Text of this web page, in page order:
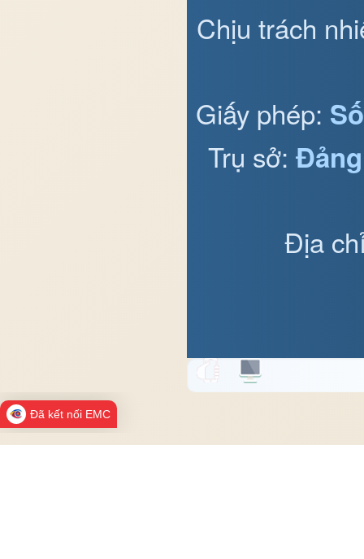
Chịu trách
Giấy phép:
Trụ sở:
Địa
Đã kết nối EMC